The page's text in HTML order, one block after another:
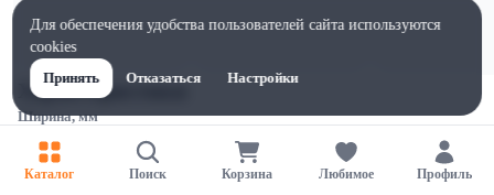
Характеристики
Ширина, мм
120
Высота, мм
Каталог Поиск Корзина Любимое Профиль
Для обеспечения удобства пользователей сайта используются
cookies
Принять
Отказаться Настройки